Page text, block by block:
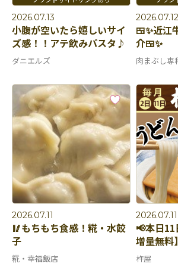
2026.07.13
小腹が空いたら嬉しいサイ
ズ感！！アテ飲みパスタ♪
ダニエルズ
2026.07.12
🍱✨近江
介🍱✨
肉まぶし
2026.07.11
🥢もちもち食感！糀・水餃
子
糀・幸福飯店
2026.07.11
📢本日
増量無料
杵屋